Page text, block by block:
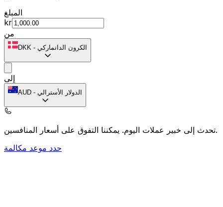
المبلغ
kr
من
DKK - الكرون الدانماركي
إلى
AUD - الدولار الأسترالي
تحدث إلى خبير عملات اليوم.يمكننا التفوق على أسعار المنافسين.
حدد موعد مكالمة